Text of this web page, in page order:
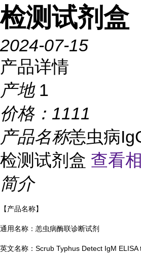
检测试剂盒
2024-07-15
产品详情
产地 1
价格： 1111
产品名称恙虫病
检测试剂盒 查看
简介
【产品名称】
通用名称：恙虫病酶联诊断试剂
英文名称：Scrub Typhus Detect IgM ELISA